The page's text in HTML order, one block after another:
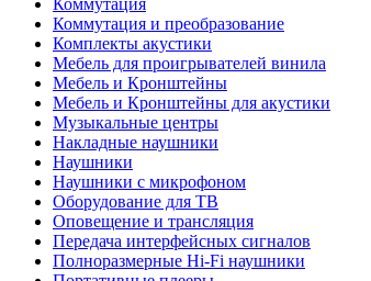
Коммутация
Коммутация и преобразование
Комплекты акустики
Мебель для проигрывателей винила
Мебель и Кронштейны
Мебель и Кронштейны для акустики
Музыкальные центры
Накладные наушники
Наушники
Наушники с микрофоном
Оборудование для ТВ
Оповещение и трансляция
Передача интерфейсных сигналов
Полноразмерные Hi-Fi наушники